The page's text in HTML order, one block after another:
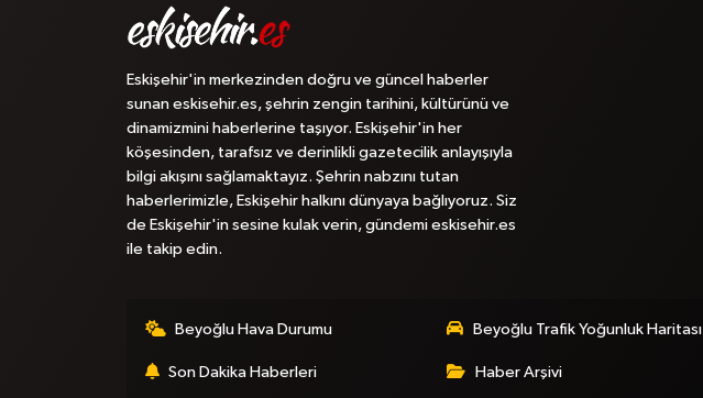
Eskişehir'in merkezinden doğru ve güncel haberler
sunan eskisehir.es, şehrin zengin tarihini, kültürünü ve
dinamizmini haberlerine taşıyor. Eskişehir'in her
köşesinden, tarafsız ve derinlikli gazetecilik anlayışıyla
bilgi akışını sağlamaktayız. Şehrin nabzını tutan
haberlerimizle, Eskişehir halkını dünyaya bağlıyoruz. Siz
de Eskişehir'in sesine kulak verin, gündemi eskisehir.es
ile takip edin.
Beyoğlu Hava Durumu Beyoğlu Trafik Yoğunluk Haritası
Son Dakika Haberleri Haber Arşivi